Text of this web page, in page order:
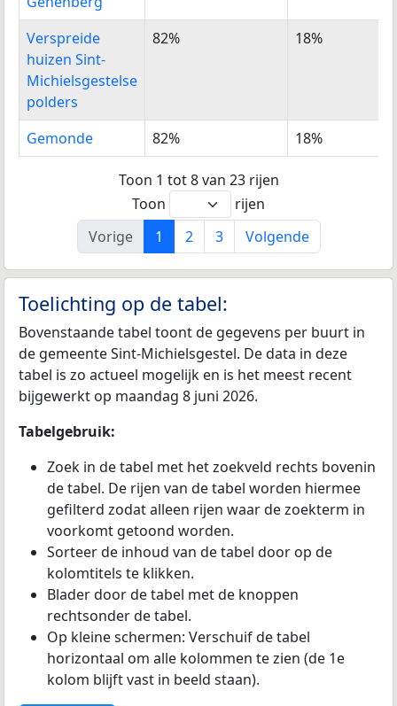
Verspreide
huizen Sint-
Michielsgestelse
polders
82% 18%
Gemonde 82% 18%
Toon 1 tot 8 van 23 rijen
Toon
rijen
Vorige
1 2 3 Volgende
Toelichting op de tabel:
Bovenstaande tabel toont de gegevens per buurt in
de gemeente Sint-Michielsgestel. De data in deze
tabel is zo actueel mogelijk en is het meest recent
bijgewerkt op maandag 8 juni 2026.
Tabelgebruik:
Zoek in de tabel met het zoekveld rechts bovenin
de tabel. De rijen van de tabel worden hiermee
gefilterd zodat alleen rijen waar de zoekterm in
voorkomt getoond worden.
Sorteer de inhoud van de tabel door op de
kolomtitels te klikken.
Blader door de tabel met de knoppen
rechtsonder de tabel.
Op kleine schermen: Verschuif de tabel
horizontaal om alle kolommen te zien (de 1e
kolom blijft vast in beeld staan).